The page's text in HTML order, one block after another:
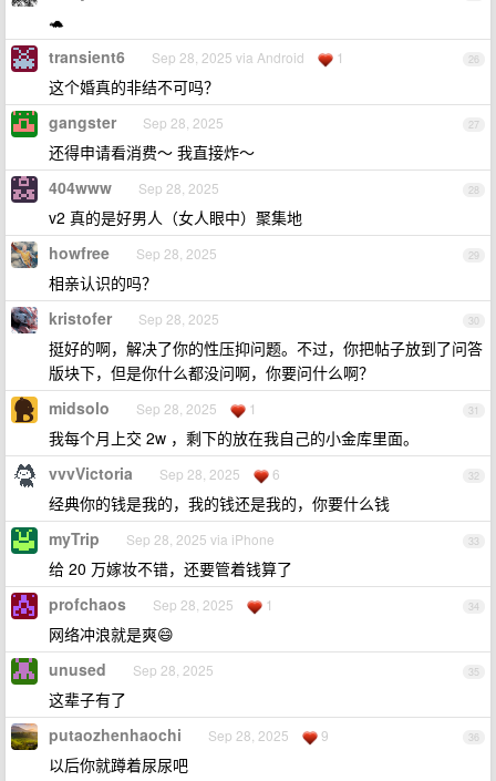
🐢
26
transient6 Sep 28, 2025 via Android 1
这个婚真的非结不可吗？
27
gangster Sep 28, 2025
还得申请看消费～ 我直接炸～
28
404www Sep 28, 2025
v2 真的是好男人（女人眼中）聚集地
29
howfree Sep 28, 2025
相亲认识的吗？
30
kristofer Sep 28, 2025
挺好的啊，解决了你的性压抑问题。不过，你把帖子放到了问答
版块下，但是你什么都没问啊，你要问什么啊？
31
midsolo Sep 28, 2025 1
我每个月上交 2w ，剩下的放在我自己的小金库里面。
32
vvvVictoria Sep 28, 2025 6
经典你的钱是我的，我的钱还是我的，你要什么钱
33
myTrip Sep 28, 2025 via iPhone
给 20 万嫁妆不错，还要管着钱算了
34
profchaos Sep 28, 2025 1
网络冲浪就是爽😄
35
unused Sep 28, 2025
这辈子有了
36
putaozhenhaochi Sep 28, 2025 9
以后你就蹲着尿尿吧